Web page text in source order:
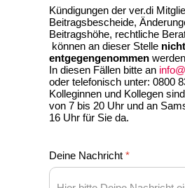
Kündigungen der ver.di
Beitragsbescheide,
Beitragshöhe, rechtliche
können an dieser Stelle nicht
entgegengenommen
In diesen Fällen bitte an
oder telefonisch unter: 0800
Kolleginnen und Kollegen
von 7 bis 20 Uhr und an
16 Uhr für Sie da.
Deine Nachricht *